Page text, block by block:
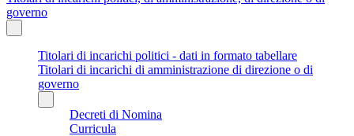
governo
Titolari di incarichi politici - dati in formato tabellare
Titolari di incarichi di amministrazione di direzione o di
governo
Decreti di Nomina
Curricula